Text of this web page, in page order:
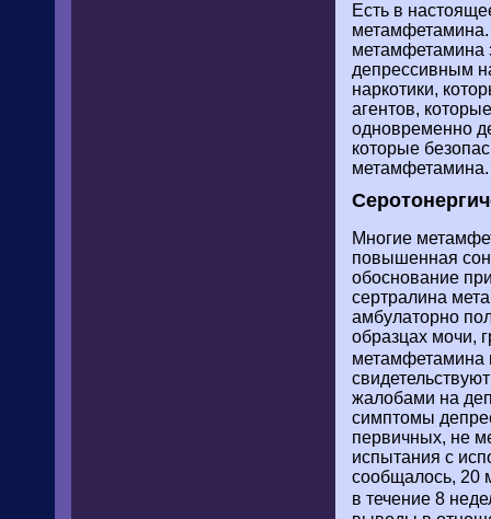
Есть в
метамфетамина
депрессивным
наркотики,
агентов,
одновременно
которые
метамфетамина.
Многие
повышенная
обоснование
сертралина
амбулаторно
образцах мочи,
метамфетамина
жалобами на
симптомы
первичных, не
испытания с
сообщалось, 20
в течение 8